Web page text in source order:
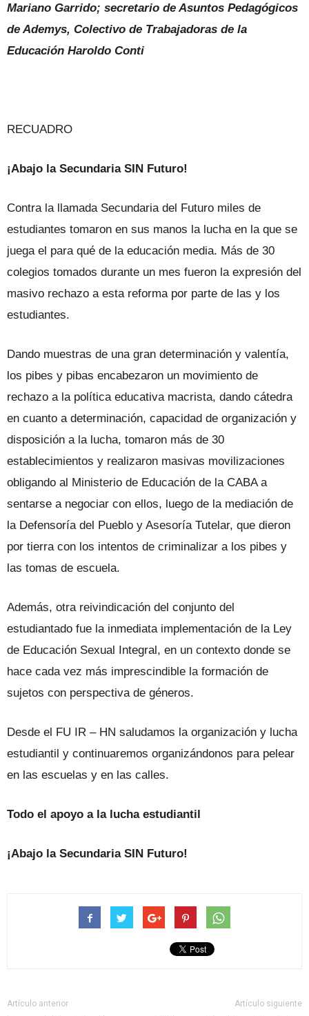
Mariano Garrido; secretario de Asuntos Pedagógicos
de Ademys, Colectivo de Trabajadoras de la
Educación Haroldo Conti
RECUADRO
¡Abajo la Secundaria SIN Futuro!
Contra la llamada Secundaria del Futuro miles de
estudiantes tomaron en sus manos la lucha en la que se
juega el para qué de la educación media. Más de 30
colegios tomados durante un mes fueron la expresión del
masivo rechazo a esta reforma por parte de las y los
estudiantes.
Dando muestras de una gran determinación y valentía,
los pibes y pibas encabezaron un movimiento de
rechazo a la política educativa macrista, dando cátedra
en cuanto a determinación, capacidad de organización y
disposición a la lucha, tomaron más de 30
establecimientos y realizaron masivas movilizaciones
obligando al Ministerio de Educación de la CABA a
sentarse a negociar con ellos, luego de la mediación de
la Defensoría del Pueblo y Asesoría Tutelar, que dieron
por tierra con los intentos de criminalizar a los pibes y
las tomas de escuela.
Además, otra reivindicación del conjunto del
estudiantado fue la inmediata implementación de la Ley
de Educación Sexual Integral, en un contexto donde se
hace cada vez más imprescindible la formación de
sujetos con perspectiva de géneros.
Desde el FU IR – HN saludamos la organización y lucha
estudiantil y continuaremos organizándonos para pelear
en las escuelas y en las calles.
Todo el apoyo a la lucha estudiantil
¡Abajo la Secundaria SIN Futuro!
Artículo anterior Artículo siguiente